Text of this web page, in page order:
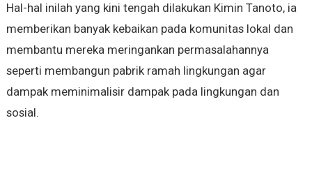
Hal-hal inilah yang kini tengah dilakukan Kimin Tanoto, ia
memberikan banyak kebaikan pada komunitas lokal dan
membantu mereka meringankan permasalahannya
seperti membangun pabrik ramah lingkungan agar
dampak meminimalisir dampak pada lingkungan dan
sosial.